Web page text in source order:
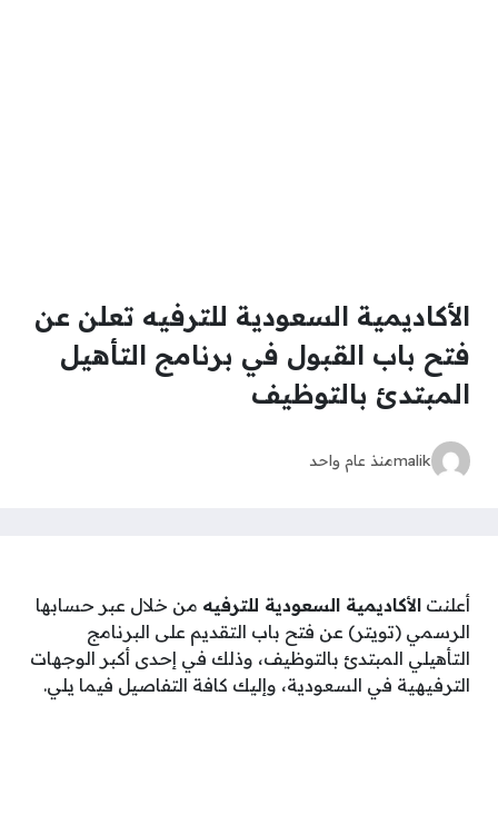
الأكاديمية السعودية للترفيه تعلن عن
فتح باب القبول في برنامج التأهيل
المبتدئ بالتوظيف
malikمنذ عام واحد
أعلنت الأكاديمية السعودية للترفيه من خلال عبر حسابها
الرسمي (تويتر) عن فتح باب التقديم على البرنامج
التأهيلي المبتدئ بالتوظيف، وذلك في إحدى أكبر الوجهات
الترفيهية في السعودية، وإليك كافة التفاصيل فيما يلي.